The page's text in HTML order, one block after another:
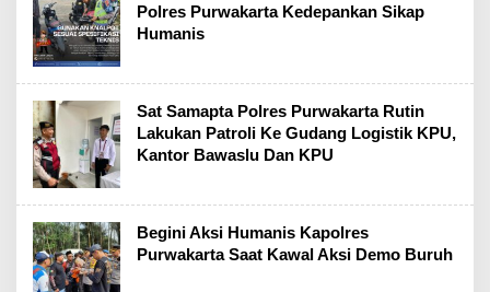
Polres Purwakarta Kedepankan Sikap
Humanis
Sat Samapta Polres Purwakarta Rutin
Lakukan Patroli Ke Gudang Logistik KPU,
Kantor Bawaslu Dan KPU
Begini Aksi Humanis Kapolres
Purwakarta Saat Kawal Aksi Demo Buruh